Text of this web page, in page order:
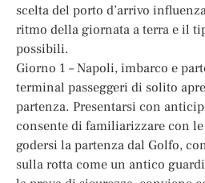
scelta del porto d’arrivo
ritmo della giornata a terra e il
possibili.
Giorno 1 – Napoli, imbarco e
terminal passeggeri di solito
partenza. Presentarsi con
consente di familiarizzare con
godersi la partenza dal Golfo,
sulla rotta come un antico